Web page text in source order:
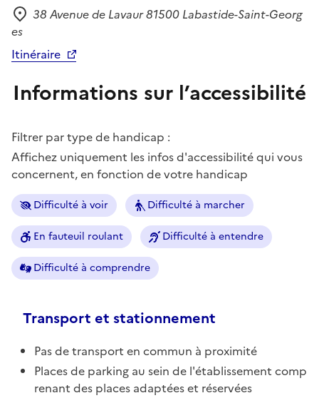
Adresse
38 Avenue de Lavaur 81500 Labastide-Saint-Georg
es
Itinéraire
Informations sur l’accessibilité
Filtrer par type de handicap :
Affichez uniquement les infos d'accessibilité qui vous
concernent, en fonction de votre handicap
Difficulté à voir Difficulté à marcher
En fauteuil roulant Difficulté à entendre
Difficulté à comprendre
Transport et stationnement
Pas de transport en commun à proximité
Places de parking au sein de l'établissement comp
renant des places adaptées et réservées